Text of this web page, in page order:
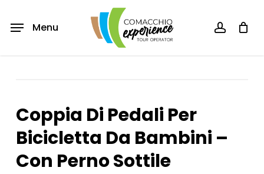
account
Menu
Coppia Di Pedali Per
Bicicletta Da Bambini –
Con Perno Sottile